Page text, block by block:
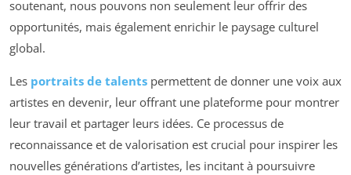
soutenant, nous pouvons non seulement leur offrir des
opportunités, mais également enrichir le paysage culturel
global.
Les portraits de talents permettent de donner une voix aux
artistes en devenir, leur offrant une plateforme pour montrer
leur travail et partager leurs idées. Ce processus de
reconnaissance et de valorisation est crucial pour inspirer les
nouvelles générations d’artistes, les incitant à poursuivre